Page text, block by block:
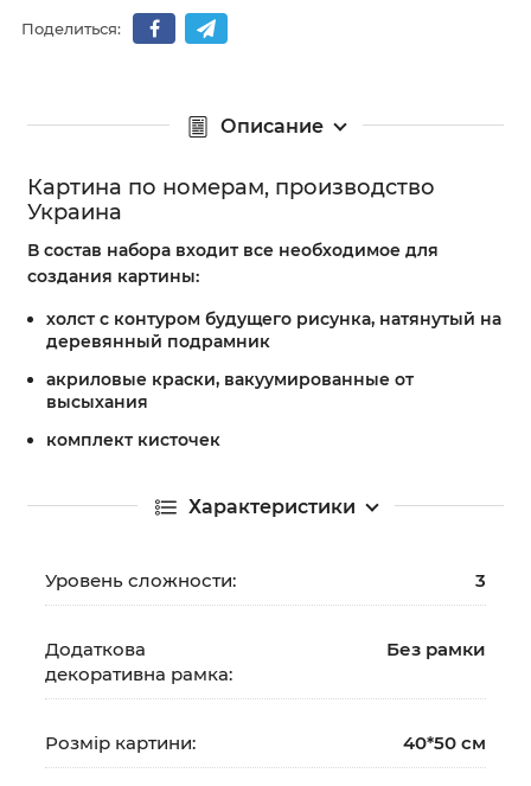
Поделиться:
Описание
Картина по номерам, производство
Украина
В состав набора входит все необходимое для
создания картины:
холст с контуром будущего рисунка, натянутый на
деревянный подрамник
акриловые краски, вакуумированные от
высыхания
комплект кисточек
Характеристики
Уровень сложности: 3
Додаткова
декоративна рамка:
Без рамки
Розмір картини: 40*50 см